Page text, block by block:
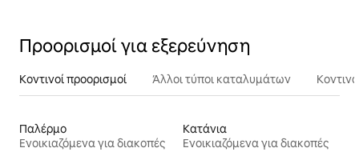
Προορισμοί για εξερεύνηση
Κοντινοί προορισμοί Άλλοι τύποι καταλυμάτων
Παλέρμο
Ενοικιαζόμενα για διακοπές
Κατάνια
Ενοικιαζόμενα για διακοπές